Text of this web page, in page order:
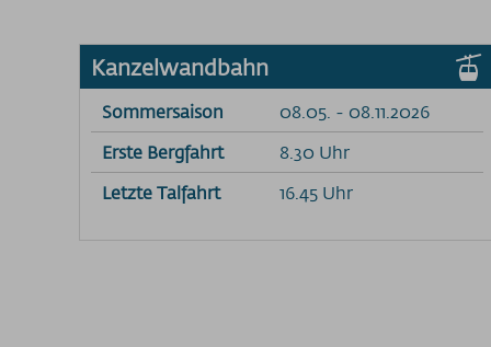
Kanzelwandbahn
Sommersaison
08.05. - 08.11.2026
Erste Bergfahrt
8.30 Uhr
Letzte Talfahrt
16.45 Uhr